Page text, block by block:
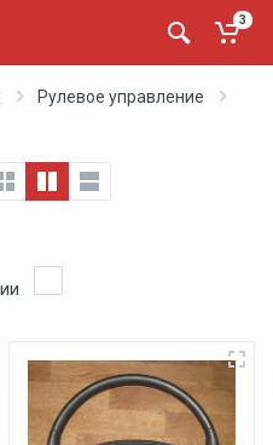
3
Рулевое управление